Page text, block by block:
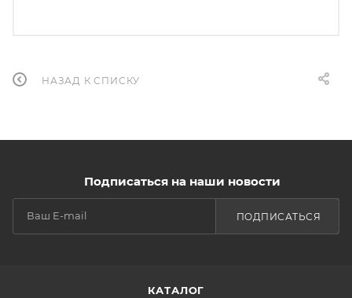
НАЗАД К СПИСКУ
Подписаться на наши новости
ПОДПИСАТЬСЯ
КАТАЛОГ